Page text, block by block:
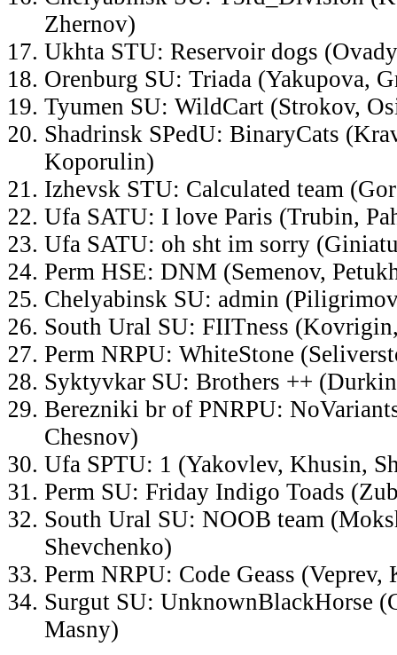
Zhernov)
Ukhta STU: Reservoir dogs
Orenburg SU: Triada (Yakupova,
Tyumen SU: WildCart (Strokov,
Shadrinsk SPedU: BinaryCats
Koporulin)
Izhevsk STU: Calculated team
Ufa SATU: I love Paris (Trubin,
Ufa SATU: oh sht im sorry
Perm HSE: DNM (Semenov,
Chelyabinsk SU: admin
South Ural SU: FIITness
Perm NRPU: WhiteStone
Syktyvkar SU: Brothers ++
Berezniki br of PNRPU:
Chesnov)
Ufa SPTU: 1 (Yakovlev, Khusin,
Perm SU: Friday Indigo Toads
South Ural SU: NOOB team
Shevchenko)
Perm NRPU: Code Geass
Surgut SU: UnknownBlackHorse
Masny)